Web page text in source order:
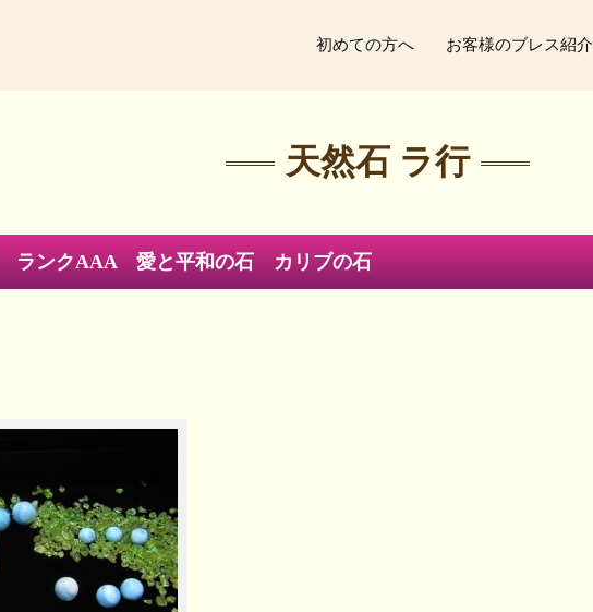
初めての方へ お客様のブレス紹介
天然石 ラ行
ランクAAA 愛と平和の石 カリブの石